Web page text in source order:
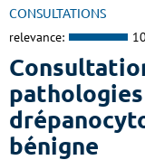
CONSULTATIONS
relevance:
bénigne